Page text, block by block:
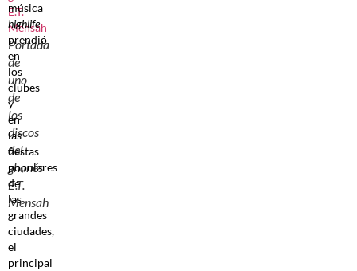
Portada
de
uno
de
los
discos
del
ghanés
E.T.
Mensah
música
highlife
prendió
en
los
clubes
y
en
las
fiestas
populares
de
las
grandes
ciudades,
el
principal